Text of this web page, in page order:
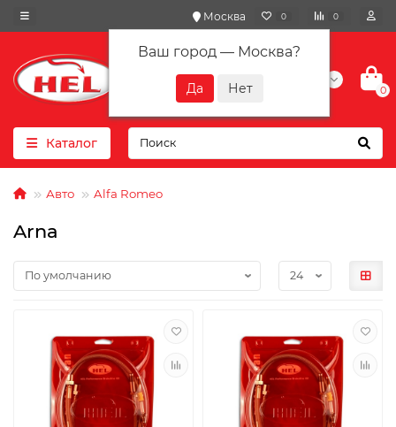
Москва
Ваш город — Москва?
0 0
+7(901) 417-10-01
0
Каталог
Авто Alfa Romeo
Arna